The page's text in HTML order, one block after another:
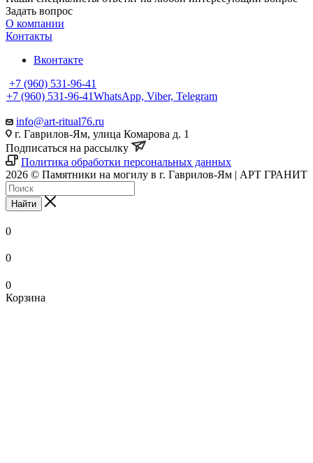
Задать вопрос
О компании
Контакты
Вконтакте
+7 (960) 531-96-41
+7 (960) 531-96-41WhatsApp, Viber, Telegram
info@art-ritual76.ru
г. Гаврилов-Ям, улица Комарова д. 1
Подписаться на рассылку
Политика обработки персональных данных
2026 © Памятники на могилу в г. Гаврилов-Ям | АРТ ГРАНИТ
Найти
0
0
0
Корзина